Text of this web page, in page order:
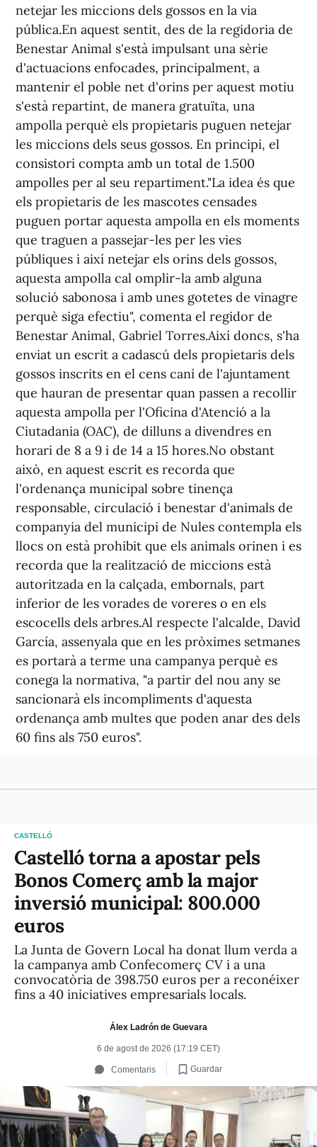
netejar les miccions dels gossos en la via
pública.En aquest sentit, des de la regidoria de
Benestar Animal s'està impulsant una sèrie
d'actuacions enfocades, principalment, a
mantenir el poble net d'orins per aquest motiu
s'està repartint, de manera gratuïta, una
ampolla perquè els propietaris puguen netejar
les miccions dels seus gossos. En principi, el
consistori compta amb un total de 1.500
ampolles per al seu repartiment."La idea és que
els propietaris de les mascotes censades
puguen portar aquesta ampolla en els moments
que traguen a passejar-les per les vies
públiques i així netejar els orins dels gossos,
aquesta ampolla cal omplir-la amb alguna
solució sabonosa i amb unes gotetes de vinagre
perquè siga efectiu", comenta el regidor de
Benestar Animal, Gabriel Torres.Així doncs, s'ha
enviat un escrit a cadascú dels propietaris dels
gossos inscrits en el cens caní de l'ajuntament
que hauran de presentar quan passen a recollir
aquesta ampolla per l'Oficina d'Atenció a la
Ciutadania (OAC), de dilluns a divendres en
horari de 8 a 9 i de 14 a 15 hores.No obstant
això, en aquest escrit es recorda que
l'ordenança municipal sobre tinença
responsable, circulació i benestar d'animals de
companyia del municipi de Nules contempla els
llocs on està prohibit que els animals orinen i es
recorda que la realització de miccions està
autoritzada en la calçada, embornals, part
inferior de les vorades de voreres o en els
escocells dels arbres.Al respecte l'alcalde, David
García, assenyala que en les pròximes setmanes
es portarà a terme una campanya perquè es
conega la normativa, "a partir del nou any se
sancionarà els incompliments d'aquesta
ordenança amb multes que poden anar des dels
60 fins als 750 euros".
CASTELLÓ
Castelló torna a apostar pels
Bonos Comerç amb la major
inversió municipal: 800.000
euros
La Junta de Govern Local ha donat llum verda a
la campanya amb Confecomerç CV i a una
convocatòria de 398.750 euros per a reconéixer
fins a 40 iniciatives empresarials locals.
Álex Ladrón de Guevara
6 de agost de 2026 (17:19 CET)
Comentaris Guardar